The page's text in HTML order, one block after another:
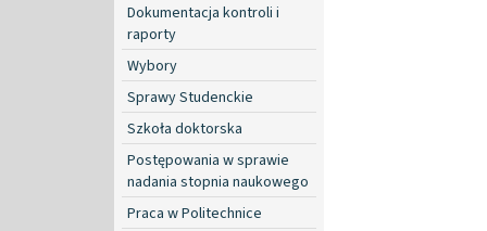
Dokumentacja kontroli i
raporty
Wybory
Sprawy Studenckie
Szkoła doktorska
Postępowania w sprawie
nadania stopnia naukowego
Praca w Politechnice